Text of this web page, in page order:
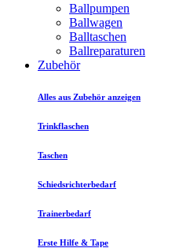
Ballpumpen
Ballwagen
Balltaschen
Ballreparaturen
Zubehör
Alles aus Zubehör anzeigen
Trinkflaschen
Taschen
Schiedsrichterbedarf
Trainerbedarf
Erste Hilfe & Tape